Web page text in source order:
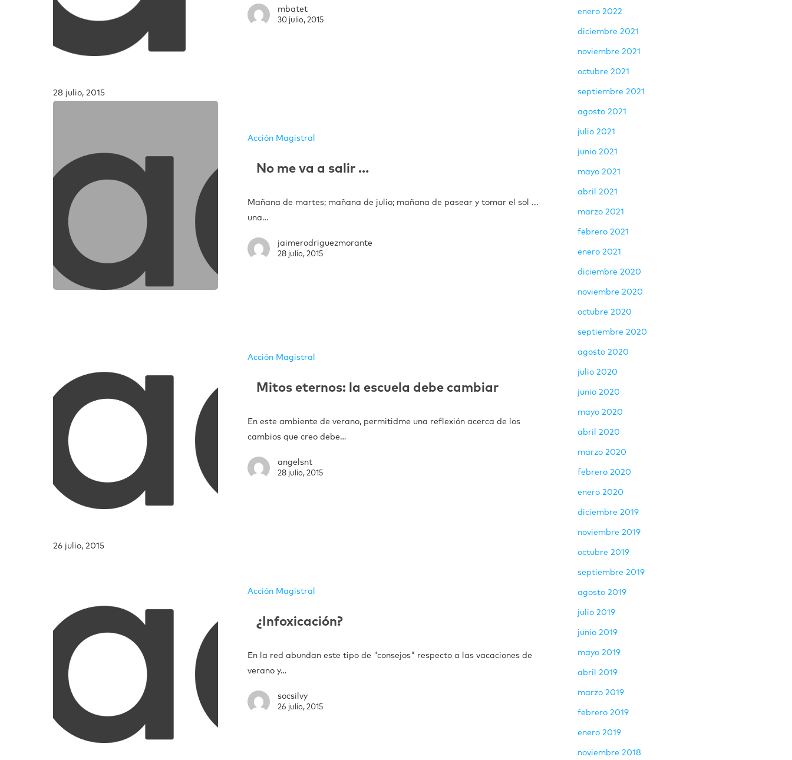
mbatet
30 julio, 2015
28 julio, 2015
Acción Magistral
No me va a salir …
Mañana de martes; mañana de julio; mañana de pasear y tomar el sol ...
una…
jaimerodriguezmorante
28 julio, 2015
Acción Magistral
Mitos eternos: la escuela debe cambiar
En este ambiente de verano, permitidme una reflexión acerca de los
cambios que creo debe…
angelsnt
28 julio, 2015
26 julio, 2015
Acción Magistral
¿Infoxicación?
En la red abundan este tipo de "consejos" respecto a las vacaciones de
verano y…
socsilvy
26 julio, 2015
enero 2022
diciembre 2021
noviembre 2021
octubre 2021
septiembre 2021
agosto 2021
julio 2021
junio 2021
mayo 2021
abril 2021
marzo 2021
febrero 2021
enero 2021
diciembre 2020
noviembre 2020
octubre 2020
septiembre 2020
agosto 2020
julio 2020
junio 2020
mayo 2020
abril 2020
marzo 2020
febrero 2020
enero 2020
diciembre 2019
noviembre 2019
octubre 2019
septiembre 2019
agosto 2019
julio 2019
junio 2019
mayo 2019
abril 2019
marzo 2019
febrero 2019
enero 2019
noviembre 2018